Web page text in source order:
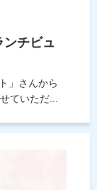
ンチビュ
」さんから
ていただ...